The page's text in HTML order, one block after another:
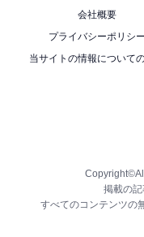
会社概要
プライバシーポリシー
当サイトの情報について
掲載の記
すべてのコンテンツの